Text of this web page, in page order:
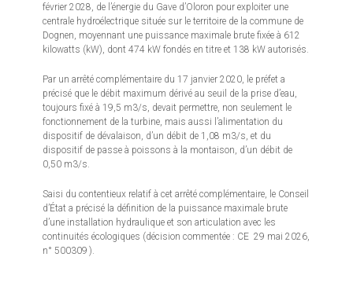
février 2028, de l’énergie du Gave d’Oloron pour exploiter une
centrale hydroélectrique située sur le territoire de la commune de
Dognen, moyennant une puissance maximale brute fixée à 612
kilowatts (kW), dont 474 kW fondés en titre et 138 kW autorisés.
Par un arrêté complémentaire du 17 janvier 2020, le préfet a
précisé que le débit maximum dérivé au seuil de la prise d’eau,
toujours fixé à 19,5 m3/s, devait permettre, non seulement le
fonctionnement de la turbine, mais aussi l’alimentation du
dispositif de dévalaison, d’un débit de 1,08 m3/s, et du
dispositif de passe à poissons à la montaison, d’un débit de
0,50 m3/s.
Saisi du contentieux relatif à cet arrêté complémentaire, le Conseil
d’État a précisé la définition de la puissance maximale brute
d’une installation hydraulique et son articulation avec les
continuités écologiques (décision commentée : CE 29 mai 2026,
n° 500309 ).